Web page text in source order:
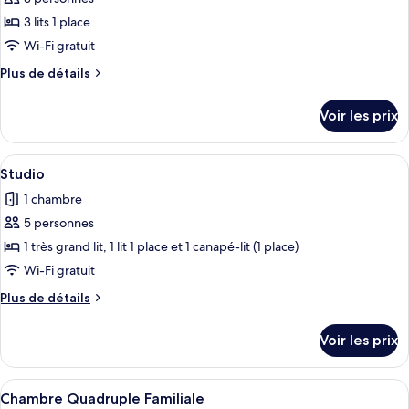
pour
ce
type
de
Chambre
Triple
3 lits 1 place
Wi-Fi gratuit
Plus de détails
Plus
le
type
de
Chambre
Triple
Voir les prix
Afficher
toutes
les
photos
pour
ce
type
de
Studio
Une chambre d’hôtel avec un
4
Studio
1 chambre
5 personnes
1 très grand lit, 1 lit 1 place et 1 canapé-lit (1 place)
Wi-Fi gratuit
Plus de détails
Plus
le
type
de
Voir les prix
Afficher
Une chambre d’hôtel avec deux lits,
1
Chambre Quadruple Familiale